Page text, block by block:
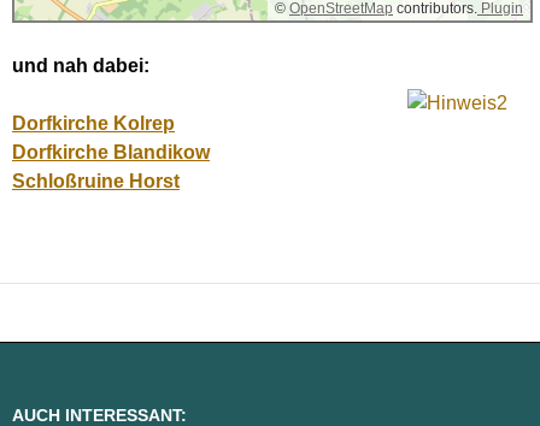
© OpenStreetMap contributors. Plugin
und nah dabei:
Dorfkirche Kolrep
Dorfkirche Blandikow
Schloßruine Horst
AUCH INTERESSANT: